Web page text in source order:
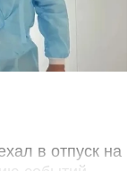
в отпуск на